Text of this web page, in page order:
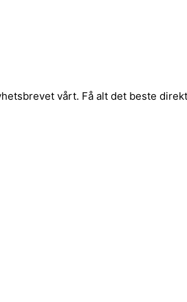
vårt. Få alt det beste